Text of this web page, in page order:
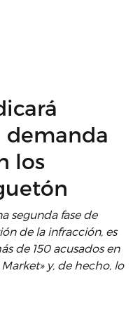
los
segunda fase de
de la infracción, es
de 150 acusados en
y, de hecho, lo